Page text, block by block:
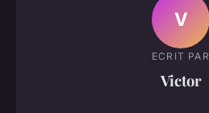
V
ECRIT PAR
Victor